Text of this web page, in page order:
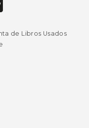
de Libros Usados